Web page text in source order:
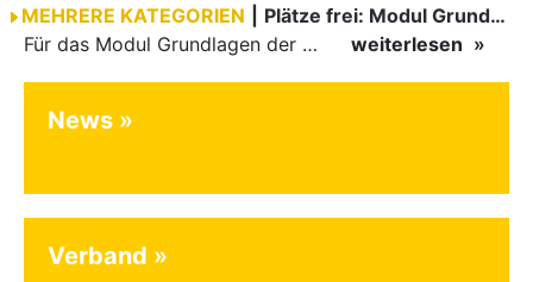
MEHRERE KATEGORIEN
Plätze frei: Modul Grundlagen
Für das Modul Grundlagen der Breitensportausbildung vom 10. bis 13. September an der Landessportschule Albstadt sind noch Plätze frei. Das Modul kann auch für den Lizenzerhalt (30 LE fachlich) genutzt…
weiterlesen
News
Verband